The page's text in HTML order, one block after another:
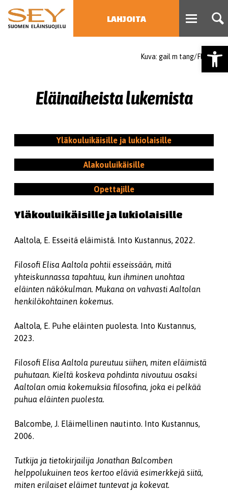
LAHJOITA
HAE
Kuva: gail m tang/Flickr
Eläinaiheista lukemista
Yläkouluikäisille ja lukiolaisille
Alakouluikäisille
Opettajille
Yläkouluikäisille ja lukiolaisille
Aaltola, E. Esseitä eläimistä. Into Kustannus, 2022.
Filosofi Elisa Aaltola pohtii esseissään, mitä
yhteiskunnassa tapahtuu, kun ihminen unohtaa
eläinten näkökulman. Mukana on vahvasti Aaltolan
henkilökohtainen kokemus.
Aaltola, E. Puhe eläinten puolesta. Into Kustannus,
2023.
Filosofi Elisa Aaltola pureutuu siihen, miten eläimistä
puhutaan. Kieltä koskeva pohdinta nivoutuu osaksi
Aaltolan omia kokemuksia filosofina, joka ei pelkää
puhua eläinten puolesta.
Balcombe, J. Eläimellinen nautinto. Into Kustannus,
2006.
Tutkija ja tietokirjailija Jonathan Balcomben
helppolukuinen teos kertoo eläviä esimerkkejä siitä,
miten erilaiset eläimet tuntevat ja kokevat.